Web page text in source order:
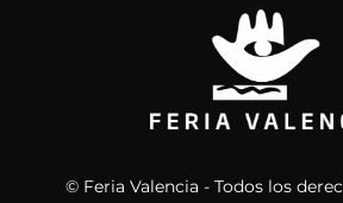
© Feria Valencia - Todos los